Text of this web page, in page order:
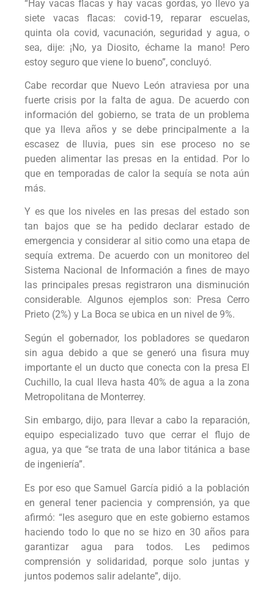
“Hay vacas flacas y hay vacas gordas, yo llevo ya
siete vacas flacas: covid-19, reparar escuelas,
quinta ola covid, vacunación, seguridad y agua, o
sea, dije: ¡No, ya Diosito, échame la mano! Pero
estoy seguro que viene lo bueno”, concluyó.
Cabe recordar que Nuevo León atraviesa por una
fuerte crisis por la falta de agua. De acuerdo con
información del gobierno, se trata de un problema
que ya lleva años y se debe principalmente a la
escasez de lluvia, pues sin ese proceso no se
pueden alimentar las presas en la entidad. Por lo
que en temporadas de calor la sequía se nota aún
más.
Y es que los niveles en las presas del estado son
tan bajos que se ha pedido declarar estado de
emergencia y considerar al sitio como una etapa de
sequía extrema. De acuerdo con un monitoreo del
Sistema Nacional de Información a fines de mayo
las principales presas registraron una disminución
considerable. Algunos ejemplos son: Presa Cerro
Prieto (2%) y La Boca se ubica en un nivel de 9%.
Según el gobernador, los pobladores se quedaron
sin agua debido a que se generó una fisura muy
importante el un ducto que conecta con la presa El
Cuchillo, la cual lleva hasta 40% de agua a la zona
Metropolitana de Monterrey.
Sin embargo, dijo, para llevar a cabo la reparación,
equipo especializado tuvo que cerrar el flujo de
agua, ya que “se trata de una labor titánica a base
de ingeniería”.
Es por eso que Samuel García pidió a la población
en general tener paciencia y comprensión, ya que
afirmó: “les aseguro que en este gobierno estamos
haciendo todo lo que no se hizo en 30 años para
garantizar agua para todos. Les pedimos
comprensión y solidaridad, porque solo juntas y
juntos podemos salir adelante”, dijo.